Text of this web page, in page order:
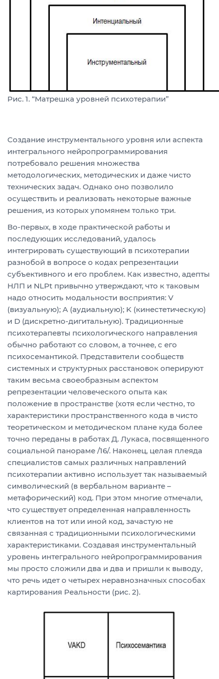
Рис. 1. “Матрешка уровней психотерапии”
Создание инструментального уровня или аспекта
интегрального нейропрограммирования
потребовало решения множества
методологических, методических и даже чисто
технических задач. Однако оно позволило
осуществить и реализовать некоторые важные
решения, из которых упомянем только три.
Во-первых, в ходе практической работы и
последующих исследований, удалось
интегрировать существующий в психотерапии
разнобой в вопросе о кодах репрезентации
субъективного и его проблем. Как известно, адепты
НЛП и NLPt привычно утверждают, что к таковым
надо относить модальности восприятия: V
(визуальную); A (аудиальную); K (кинестетическую)
и D (дискретно-дигитальную). Традиционные
психотерапевты психологического направления
обычно работают со словом, а точнее, с его
психосемантикой. Представители сообществ
системных и структурных расстановок оперируют
таким весьма своеобразным аспектом
репрезентации человеческого опыта как
положение в пространстве (хотя если честно, то
характеристики пространственного кода в чисто
теоретическом и методическом плане куда более
точно переданы в работах Д. Лукаса, посвященного
социальной панораме /16/. Наконец, целая плеяда
специалистов самых различных направлений
психотерапии активно использует так называемый
символический (в вербальном варианте –
метафорический) код. При этом многие отмечали,
что существует определенная направленность
клиентов на тот или иной код, зачастую не
связанная с традиционными психологическими
характеристиками. Создавая инструментальный
уровень интегрального нейропрограммирования
мы просто сложили два и два и пришли к выводу,
что речь идет о четырех неравнозначных способах
картирования Реальности (рис. 2).